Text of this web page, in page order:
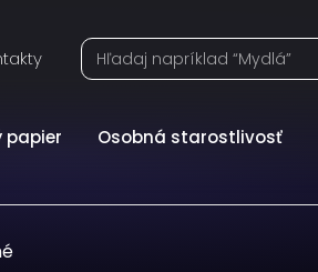
papier Osobná starostlivosť